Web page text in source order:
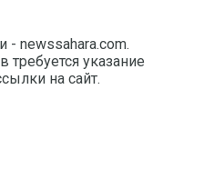
newssahara.com.
указание
на сайт.